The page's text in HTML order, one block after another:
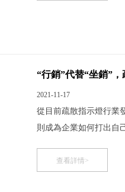
“行銷”代替“坐銷”
2021-11-17
從目前疏散指示燈行業
則成為企業如何打出自
在“營銷紅眼病”的困擾
查看詳情>